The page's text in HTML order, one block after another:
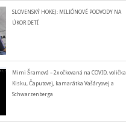
SLOVENSKÝ HOKEJ: MILIÓNOVÉ PODVODY NA
ÚKOR DETÍ
Mimi Šramová – 2x očkovaná na COVID, volička
Kisku, Čaputovej, kamarátka Vašáryovej a
Schwarzenberga